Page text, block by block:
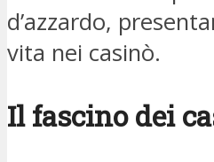
d’azzardo,
vita nei casinò.
Il fascino dei